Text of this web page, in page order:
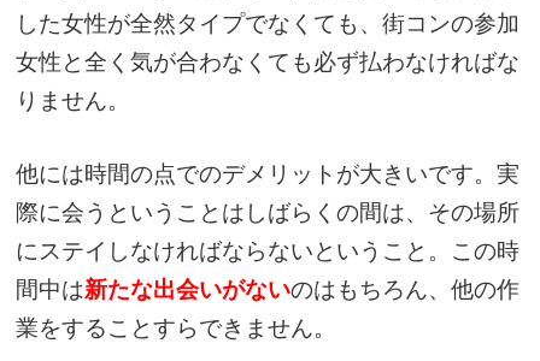
した女性が全然タイプでなくても、街コンの参加
女性と全く気が合わなくても必ず払わなければな
りません。
他には時間の点でのデメリットが大きいです。実
際に会うということはしばらくの間は、その場所
にステイしなければならないということ。この時
間中は新たな出会いがないのはもちろん、他の作
業をすることすらできません。